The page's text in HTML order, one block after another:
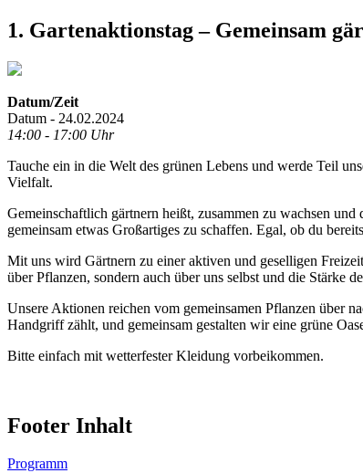
1. Gartenaktionstag – Gemeinsam
Datum/Zeit
Datum - 24.02.2024
14:00 - 17:00 Uhr
Tauche ein in die Welt des grünen Lebens und werde Teil
Vielfalt.
Gemeinschaftlich gärtnern heißt, zusammen zu wachsen
gemeinsam etwas Großartiges zu schaffen. Egal, ob du
Mit uns wird Gärtnern zu einer aktiven und geselligen
über Pflanzen, sondern auch über uns selbst und die Stärke
Unsere Aktionen reichen vom gemeinsamen Pflanzen über
Handgriff zählt, und gemeinsam gestalten wir eine grüne
Bitte einfach mit wetterfester Kleidung vorbeikommen.
Footer Inhalt
Programm